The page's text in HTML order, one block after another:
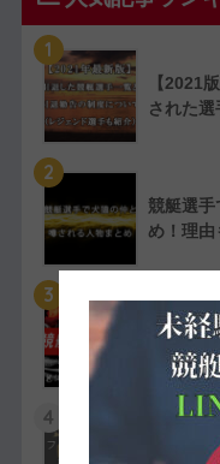
1
【2021
された
2
競艇選手
め！理
3
【実費
た！特
4
競艇選